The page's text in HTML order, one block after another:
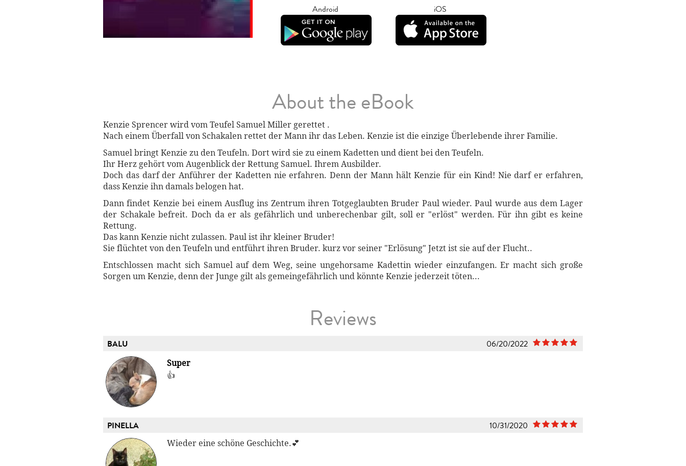
Android iOS
About the eBook
Kenzie Sprencer wird vom Teufel Samuel Miller gerettet .
Nach einem Überfall von Schakalen rettet der Mann ihr das Leben. Kenzie ist die einzige Überlebende ihrer Familie.
Samuel bringt Kenzie zu den Teufeln. Dort wird sie zu einem Kadetten und dient bei den Teufeln.
Ihr Herz gehört vom Augenblick der Rettung Samuel. Ihrem Ausbilder.
Doch das darf der Anführer der Kadetten nie erfahren. Denn der Mann hält Kenzie für ein Kind! Nie darf er erfahren,
dass Kenzie ihn damals belogen hat.
Dann findet Kenzie bei einem Ausflug ins Zentrum ihren Totgeglaubten Bruder Paul wieder. Paul wurde aus dem Lager
der Schakale befreit. Doch da er als gefährlich und unberechenbar gilt, soll er "erlöst" werden. Für ihn gibt es keine
Rettung.
Das kann Kenzie nicht zulassen. Paul ist ihr kleiner Bruder!
Sie flüchtet von den Teufeln und entführt ihren Bruder. kurz vor seiner "Erlösung" Jetzt ist sie auf der Flucht..
Entschlossen macht sich Samuel auf dem Weg, seine ungehorsame Kadettin wieder einzufangen. Er macht sich große
Sorgen um Kenzie, denn der Junge gilt als gemeingefährlich und könnte Kenzie jederzeit töten...
Reviews
BALU 06/20/2022
Super
👍
PINELLA 10/31/2020
Wieder eine schöne Geschichte.💕